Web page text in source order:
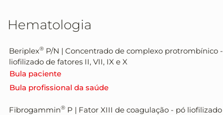
Hematologia
Beriplex® P/N | Concentrado de complexo protrombínico
liofilizado de fatores II, VII, IX e X
Bula paciente
Bula profissional da saúde
Fibrogammin® P | Fator XIII de coagulação - pó